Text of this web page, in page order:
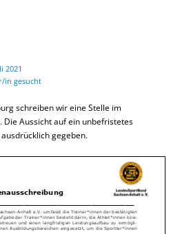
2021
in gesucht
schreiben wir eine Stelle im
Die Aussicht auf ein unbefristetes
gegeben.